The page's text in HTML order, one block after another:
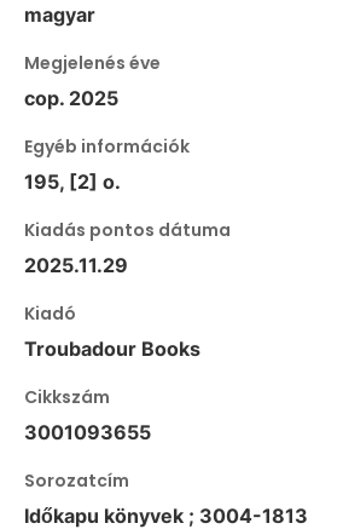
magyar
Megjelenés éve
cop. 2025
Egyéb információk
195, [2] o.
Kiadás pontos dátuma
2025.11.29
Kiadó
Troubadour Books
Cikkszám
3001093655
Sorozatcím
Időkapu könyvek ; 3004-1813